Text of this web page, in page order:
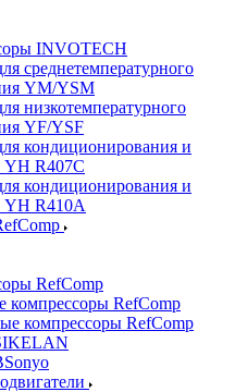
INVOTECH
среднетемпературного
YM/YSM
низкотемпературного
YF/YSF
кондиционирования и
YH R407C
кондиционирования и
YH R410A
RefComp
компрессоры RefComp
компрессоры RefComp